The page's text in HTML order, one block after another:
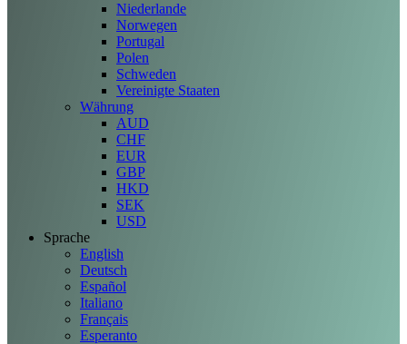
Niederlande
Norwegen
Portugal
Polen
Schweden
Vereinigte Staaten
Währung
AUD
CHF
EUR
GBP
HKD
SEK
USD
Sprache
English
Deutsch
Español
Italiano
Français
Esperanto